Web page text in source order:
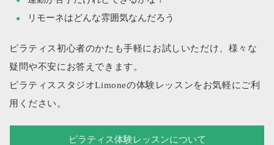
リモーネはどんな雰囲気なんだろう
ピラティス初心者のかたも手軽にお試しいただけ、様々な
疑問や不安にお答えできます。
ピラティススタジオLimoneの体験レッスンをお気軽にご利
用ください。
ピラティス体験レッスンについて